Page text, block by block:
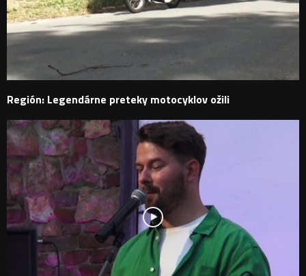
Región: Legendárne preteky motocyklov ožili